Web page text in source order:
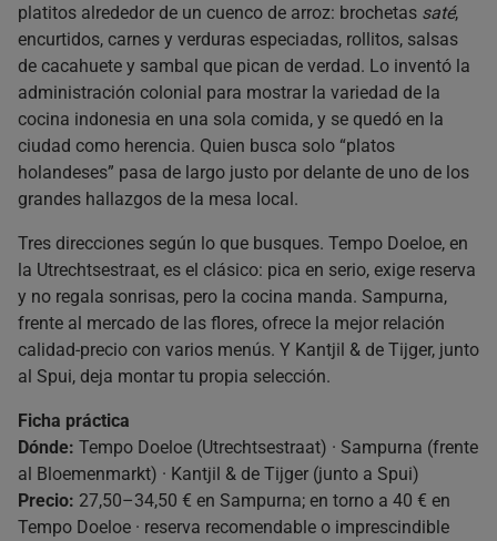
platitos alrededor de un cuenco de arroz: brochetas saté,
encurtidos, carnes y verduras especiadas, rollitos, salsas
de cacahuete y sambal que pican de verdad. Lo inventó la
administración colonial para mostrar la variedad de la
cocina indonesia en una sola comida, y se quedó en la
ciudad como herencia. Quien busca solo “platos
holandeses” pasa de largo justo por delante de uno de los
grandes hallazgos de la mesa local.
Tres direcciones según lo que busques. Tempo Doeloe, en
la Utrechtsestraat, es el clásico: pica en serio, exige reserva
y no regala sonrisas, pero la cocina manda. Sampurna,
frente al mercado de las flores, ofrece la mejor relación
calidad-precio con varios menús. Y Kantjil & de Tijger, junto
al Spui, deja montar tu propia selección.
Ficha práctica
Dónde: Tempo Doeloe (Utrechtsestraat) · Sampurna (frente
al Bloemenmarkt) · Kantjil & de Tijger (junto a Spui)
Precio: 27,50–34,50 € en Sampurna; en torno a 40 € en
Tempo Doeloe · reserva recomendable o imprescindible